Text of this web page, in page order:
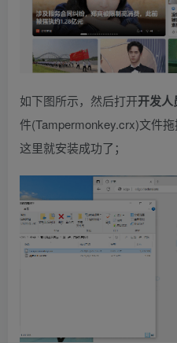
如下图所示，然后打开开发
件(Tampermonkey.crx)文件
这里就安装成功了；